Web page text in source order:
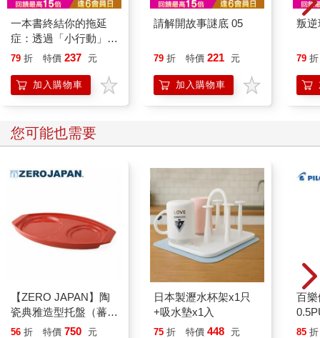
一本書終結你的拖延
症：透過「小行動」打
開大腦的行動開關，懶
的37個科學方法
79 折 特價 237 元
加入購物車
請解開故事謎底 05
79 折 特價 221 元
加入購物車
叛逆
79 折
您可能也需要
【ZERO JAPAN】陶
瓷典雅造型托盤（蕃茄
紅）
56 折 特價 750 元
日本製瀝水杯架x1只
+吸水墊x1入
75 折 特價 448 元
百
量)
85 折